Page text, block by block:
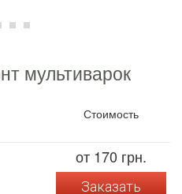
мультиварок
Стоимость
от 170 грн.
Заказать